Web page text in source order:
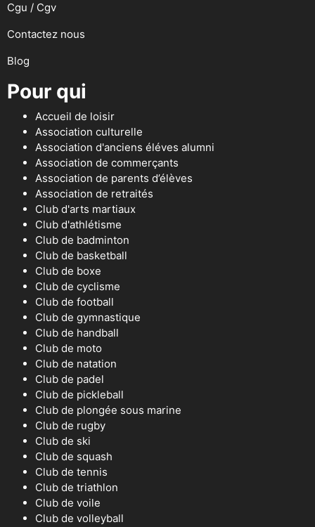
Cgu / Cgv
Contactez nous
Blog
Pour qui
Accueil de loisir
Association culturelle
Association d'anciens éléves alumni
Association de commerçants
Association de parents d’élèves
Association de retraités
Club d'arts martiaux
Club d'athlétisme
Club de badminton
Club de basketball
Club de boxe
Club de cyclisme
Club de football
Club de gymnastique
Club de handball
Club de moto
Club de natation
Club de padel
Club de pickleball
Club de plongée sous marine
Club de rugby
Club de ski
Club de squash
Club de tennis
Club de triathlon
Club de voile
Club de volleyball